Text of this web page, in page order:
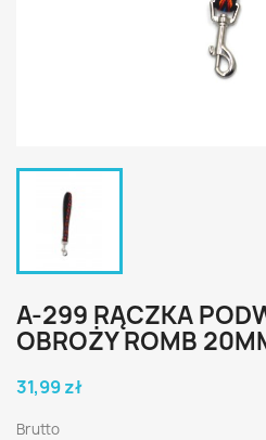
A-299 RĄCZKA
OBROŻY ROMB
31,99 zł
Brutto